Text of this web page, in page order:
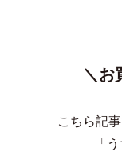
＼お
こちら記
「